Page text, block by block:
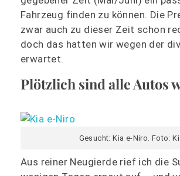
Fahrzeug finden zu können. Die
zwar auch zu dieser Zeit schon
doch das hatten wir wegen der
erwartet.
Plötzlich sind alle Autos
Gesucht: Kia e-Niro. Foto:
Aus reiner Neugierde rief ich die